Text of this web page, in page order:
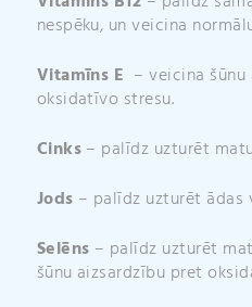
nespēku, un veicina
Vitamīns E – veicina
oksidatīvo stresu.
Cinks– palīdz uzturēt
Jods – palīdz uzturēt ādas
Selēns – palīdz uzturēt
šūnu aizsardzību pret